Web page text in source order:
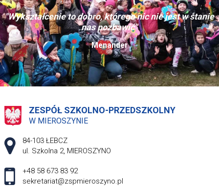
"Wykształcenie to dobro, którego nic nie jest w stanie
nas pozbawić"
Menander
ZESPÓŁ SZKOLNO-PRZEDSZKOLNY
W MIEROSZYNIE
Adres pocztowy:
84-103 ŁEBCZ
ul. Szkolna 2, MIEROSZYNO
+48 58 673 83 92
sekretariat@zspmieroszyno.pl